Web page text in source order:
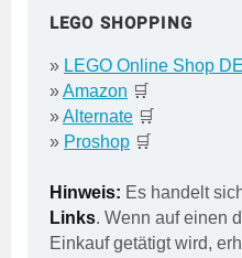
LEGO SHOPPING
» LEGO Online Shop DE
»Amazon 🛒
»Alternate 🛒
» Proshop 🛒
Hinweis: Es handelt
Links. Wenn auf einen
Einkauf getätigt wird,